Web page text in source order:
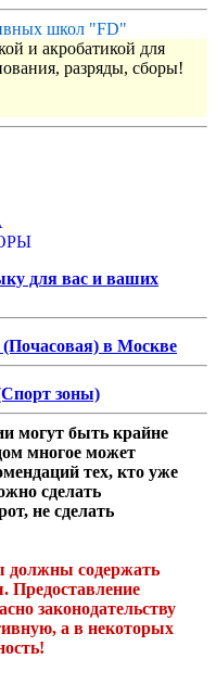
школ "FD"
и акробатикой для
разряды, сборы!
для вас и ваших
в Москве
зоны)
могут быть крайне
многое может
тех, кто уже
сделать
не сделать
должны содержать
законодательству
а в некоторых